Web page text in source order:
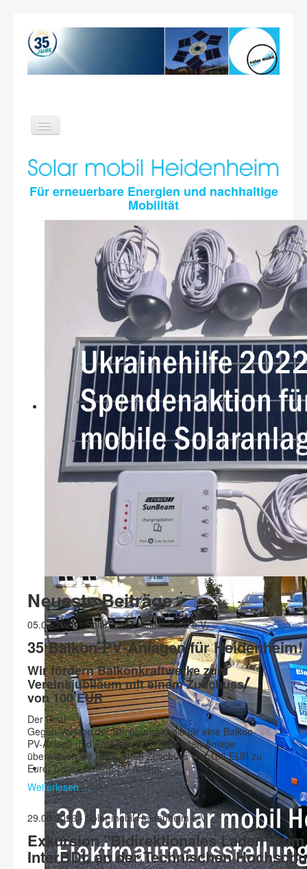
Toggle
Navigation
Home
Suche
Für erneuerbare Energien und nachhaltige
Mobilität
Neueste Beiträge
05.07.2026 - Solar mobil Heidenheim e.V.
35 Balkon-PV-Anlagen für Heidenheim!
Wir fördern Balkonkraftwerke zum
Vereinsjubiläum mit einem Zuschuss
von 100 EUR
Der Deal:
Gegen Vorlage der Rechnungskopie für eine Balkon-
PV-Anlage und Foto von der installierten Anlage
überweisen wir Euch einen Zuschuss von 100 EUR zu
Eurer neuen Balkon-PV-Anlage.
Weiterlesen ...
29.06.2026 - Solar mobil Heidenheim e.V.
Exkursion "Bidirektionales Laden"
InterBDL an der Technischen